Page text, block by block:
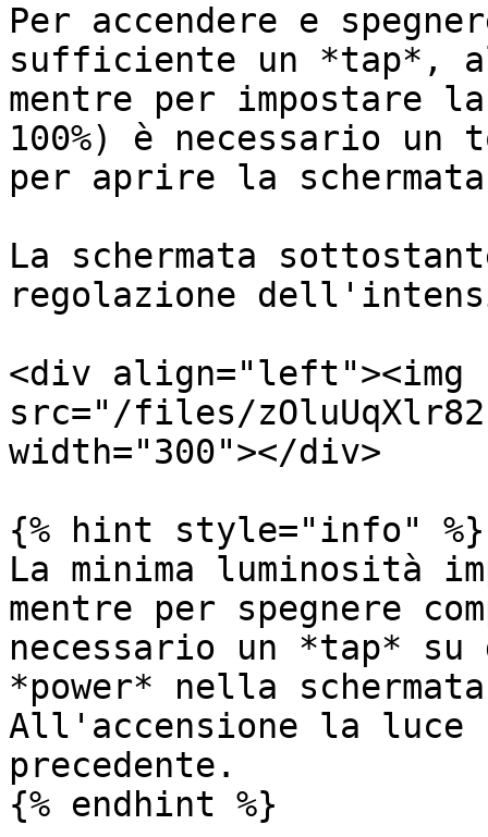
Per accendere e
sufficiente un *tap*,
mentre per impostare
100%) è necessario
per aprire la
La schermata
regolazione
<div align="left"><img
src="/files/
width="300"></div>
{% hint style="info" %}
La minima luminosità
mentre per spegnere
necessario un *tap*
*power* nella
All'accensione la
precedente.
{% endhint %}